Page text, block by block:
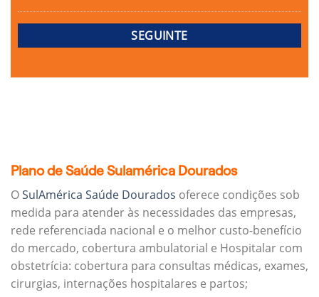
Plano de Saúde Sulamérica Dourados
OSulAmérica Saúde Dourados oferece condições sob
medida para atender às necessidades das empresas,
rede referenciada nacional e o melhor custo-benefício
do mercado, cobertura ambulatorial e Hospitalar com
obstetrícia: cobertura para consultas médicas, exames,
cirurgias, internações hospitalares e partos;